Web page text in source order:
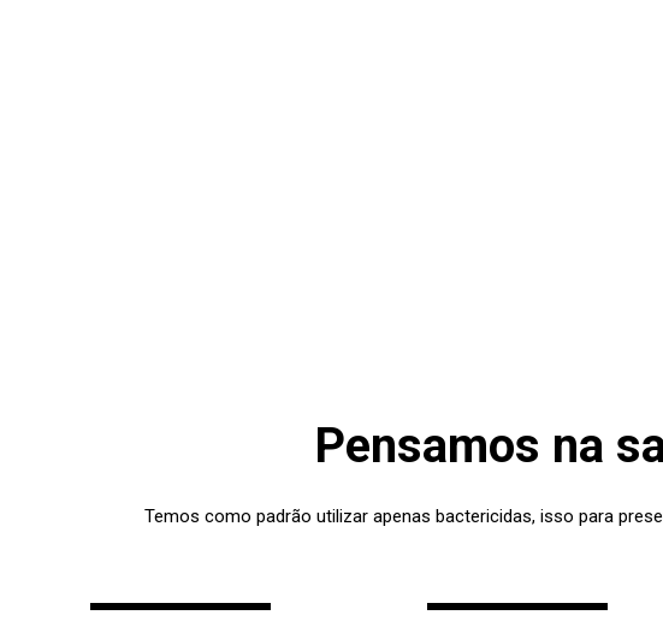
Pensamos na
Temos como padrão utilizar apenas bactericidas, isso para